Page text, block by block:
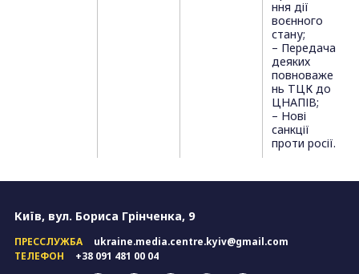
ння дії
воєнного
стану;
– Передача
деяких
повноваже
нь ТЦК до
ЦНАПІВ;
– Нові
санкції
проти росії.
Київ, вул. Бориса Грінченка, 9
ПРЕССЛУЖБА
ukraine.media.centre.kyiv@gmail.com
ТЕЛЕФОН
+38 091 481 00 04